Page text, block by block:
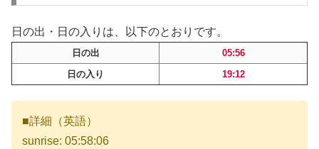
日の出・日の入りは、以下のとおりです。
日の出
05:56
日の入り
19:12
■詳細（英語）
sunrise: 05:58:06